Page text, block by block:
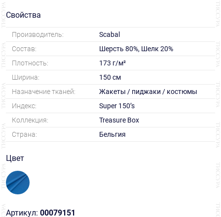
Свойства
Производитель:
Scabal
Состав:
Шерсть 80%, Шелк 20%
Плотность:
173 г/м²
Ширина:
150 см
Назначение тканей:
Жакеты / пиджаки / костюмы
Индекс:
Super 150’s
Коллекция:
Treasure Box
Страна:
Бельгия
Цвет
Артикул: 00079151